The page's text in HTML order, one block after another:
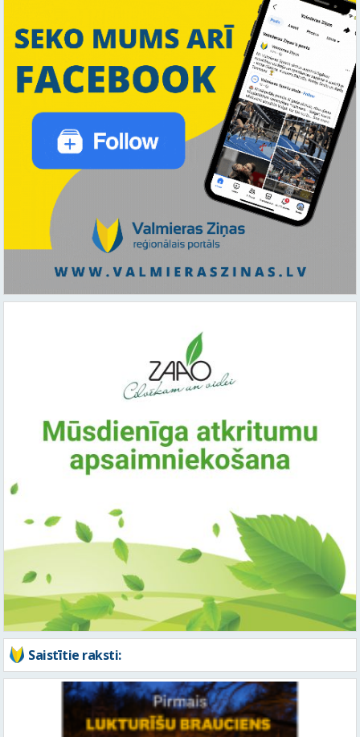
Saistītie raksti: